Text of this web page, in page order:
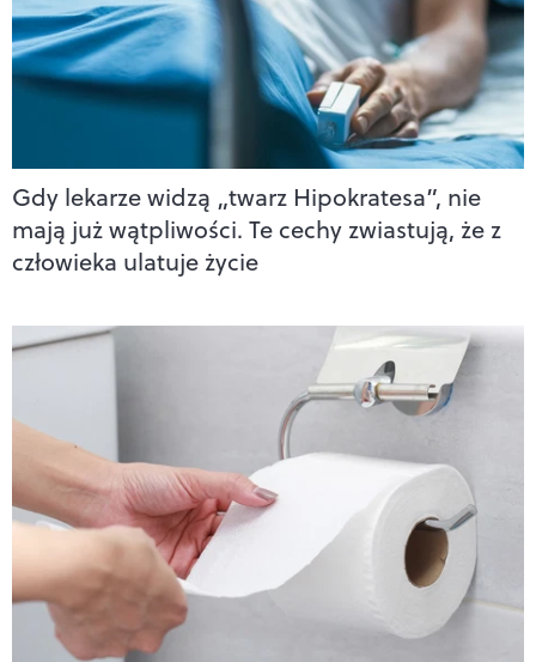
Gdy lekarze widzą „twarz Hipokratesa”, nie
mają już wątpliwości. Te cechy zwiastują, że z
człowieka ulatuje życie